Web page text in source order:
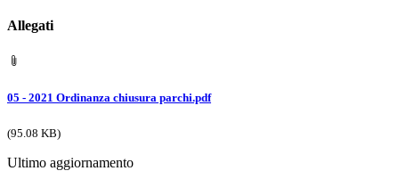
Allegati
05 - 2021 Ordinanza chiusura parchi.pdf
(95.08 KB)
Ultimo aggiornamento